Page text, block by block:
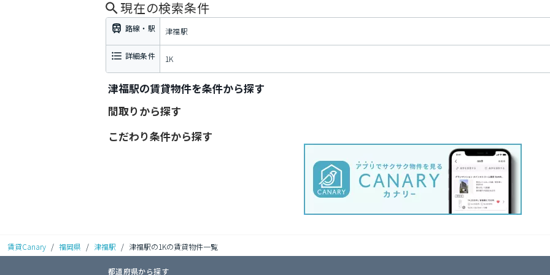
現在の検索条件
路線・駅 津福駅
詳細条件 1K
津福駅の賃貸物件を条件から探す
間取りから探す
こだわり条件から探す
賃貸Canary / 福岡県 / 津福駅 / 津福駅の1Kの賃貸物件一覧
都道府県から探す